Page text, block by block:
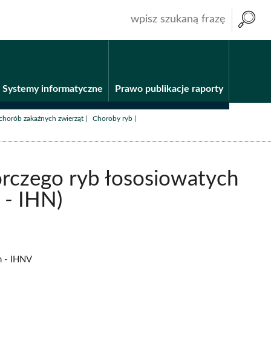
Systemy informatyczne Prawo publikacje raporty
zakaźnych zwierząt /Choroby ryb
ryb łososiowatych
- IHN)
- IHNV